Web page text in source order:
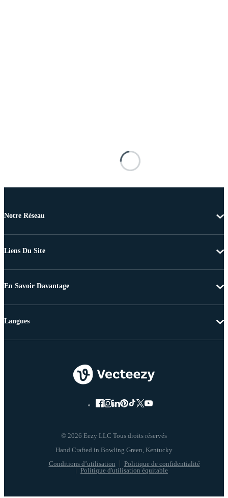
Notre Réseau
Liens Du Site
En Savoir Davantage
© 2026 Eezy LLC Tous droits réservés
Conditions d’utilisation
Politique de confidentialité
Politique d'utilisation équitable
Langues